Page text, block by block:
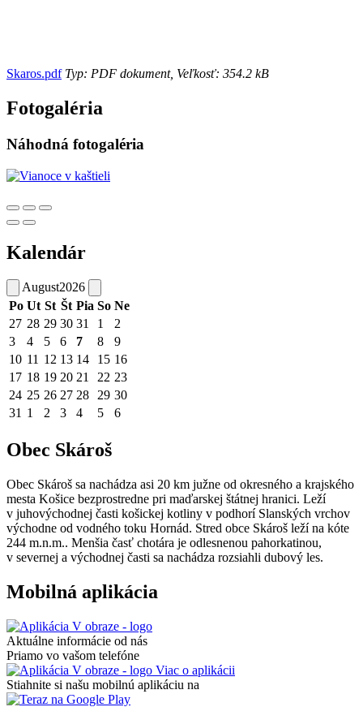
Skaros.pdfTyp: PDF dokument, Veľkosť: 354.2 kB
Fotogaléria
Náhodná fotogaléria
Kalendár
August2026
Po Ut St Št Pia So Ne
27 28 29 30 31 1
2
3
4 5 6 7 8
9
10 11 12 13 14 15 16
17 18 19 20 21 22 23
24 25 26 27 28 29 30
31 1 2 3 4 5 6
Obec Skároš
Obec Skároš sa nachádza asi 20 km južne od okresného a krajského
mesta Košice bezprostredne pri maďarskej štátnej hranici. Leží
v juhovýchodnej časti košickej kotliny v podhorí Slanských vrchov
východne od vodného toku Hornád. Stred obce Skároš leží na kóte
244 m.n.m.. Menšia časť chotára je odlesnenou pahorkatinou,
v severnej a východnej časti sa nachádza rozsiahli dubový les.
Mobilná aplikácia
Aktuálne informácie od nás
Priamo vo vašom telefóne
Viac o aplikácii
Stiahnite si našu mobilnú aplikáciu na